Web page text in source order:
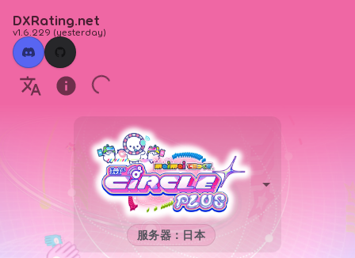
DXRating.net
v1.6.229 (yesterday)
服务器：日本